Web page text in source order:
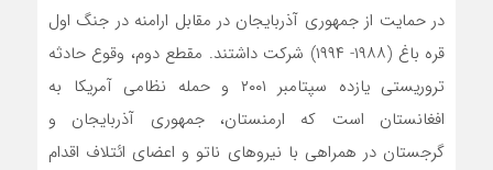
در حمایت از جمهوری آذربایجان در مقابل ارامنه در جنگ اول
قره باغ (۱۹۸۸- ۱۹۹۴) شرکت داشتند. مقطع دوم، وقوع حادثه
تروریستی یازده سپتامبر ۲۰۰۱ و حمله نظامی آمریکا به
افغانستان است که ارمنستان، جمهوری آذربایجان و
گرجستان در همراهی با نیروهای ناتو و اعضای ائتلاف اقدام